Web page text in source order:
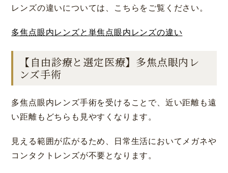
レンズの違いについては、こちらをご覧ください。
多焦点眼内レンズと単焦点眼内レンズの違い
【自由診療と選定医療】多焦点眼内レ
ンズ手術
多焦点眼内レンズ手術を受けることで、近い距離も遠
い距離もどちらも見やすくなります。
見える範囲が広がるため、日常生活においてメガネや
コンタクトレンズが不要となります。